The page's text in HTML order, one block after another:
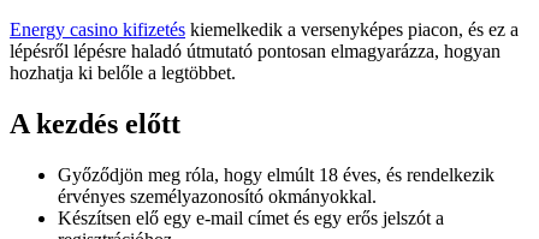
Energy casino kifizetés kiemelkedik a versenyképes piacon, és ez a
lépésről lépésre haladó útmutató pontosan elmagyarázza, hogyan
hozhatja ki belőle a legtöbbet.
A kezdés előtt
Győződjön meg róla, hogy elmúlt 18 éves, és rendelkezik
érvényes személyazonosító okmányokkal.
Készítsen elő egy e-mail címet és egy erős jelszót a